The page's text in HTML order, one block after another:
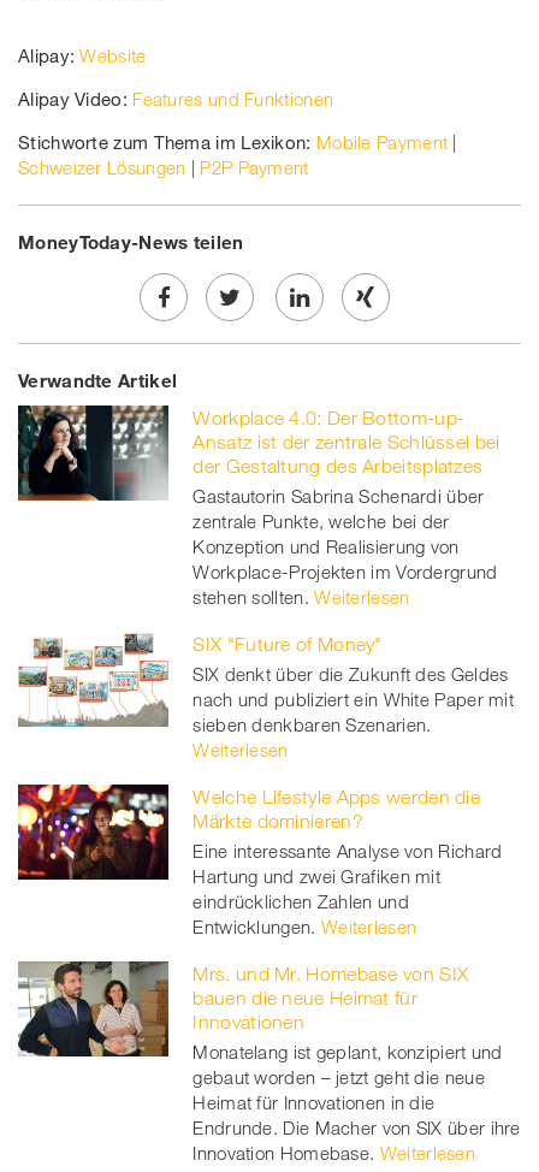
Alipay: Website
Alipay Video: Features und Funktionen
Stichworte zum Thema im Lexikon: Mobile Payment |
Schweizer Lösungen | P2P Payment
MoneyToday-News teilen
Share
on
Facebook
Twe
on
twitt
er
Share
linkedin
Share
Xing
Verwandte Artikel
Workplace 4.0: Der Bottom-up-
Ansatz ist der zentrale Schlüssel bei
der Gestaltung des Arbeitsplatzes
Gastautorin Sabrina Schenardi über
zentrale Punkte, welche bei der
Konzeption und Realisierung von
Workplace-Projekten im Vordergrund
stehen sollten. Weiterlesen
SIX "Future of Money"
SIX denkt über die Zukunft des Geldes
nach und publiziert ein White Paper mit
sieben denkbaren Szenarien.
Weiterlesen
Welche Lifestyle Apps werden die
Märkte dominieren?
Eine interessante Analyse von Richard
Hartung und zwei Grafiken mit
eindrücklichen Zahlen und
Entwicklungen. Weiterlesen
Mrs. und Mr. Homebase von SIX
bauen die neue Heimat für
Innovationen
Monatelang ist geplant, konzipiert und
gebaut worden – jetzt geht die neue
Heimat für Innovationen in die
Endrunde. Die Macher von SIX über ihre
Innovation Homebase. Weiterlesen